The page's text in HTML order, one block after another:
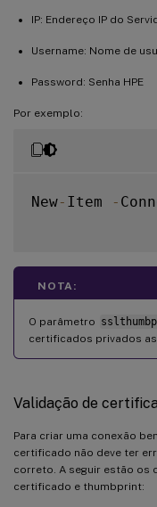
IP: Endereço IP do
Username: Nome de
Password: Senha HPE
Por exemplo:
New- Item -
NOTA:
O parâmetro
certificados privados
Validação de
Para criar uma conexão
certificado não deve ter
correto. A seguir estão os
certificado e thumbprint: